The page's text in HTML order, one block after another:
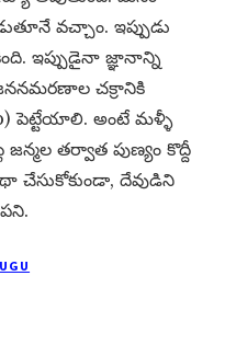
వచ్చాం. ఇప్పుడు
ఇప్పుడైనా జ్ఞానాన్ని
చక్రానికి
పెట్టేయాలి. అంటే మళ్ళీ
తర్వాత పుణ్యం కొద్దీ
చేసుకోకుండా, దేవుడిని